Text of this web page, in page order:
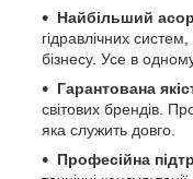
Найбільший
гідравлічних
бізнесу. Усе в
Гарантована
світових брендів.
яка служить довго.
Професійна